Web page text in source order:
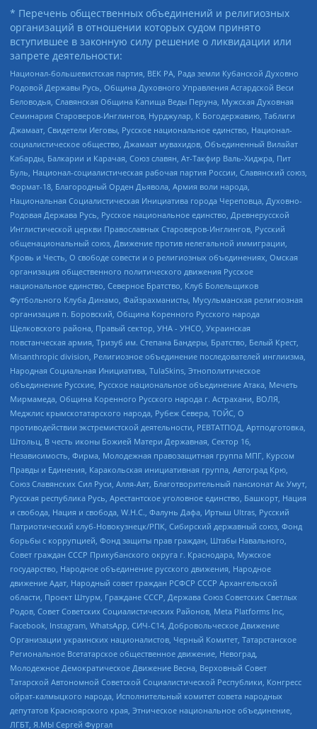
* Перечень общественных объединений и религиозных
организаций в отношении которых судом принято
вступившее в законную силу решение о ликвидации или
запрете деятельности:
Национал-большевистская партия, ВЕК РА, Рада земли Кубанской Духовно
Родовой Державы Русь, Община Духовного Управления Асгардской Веси
Беловодья, Славянская Община Капища Веды Перуна, Мужская Духовная
Семинария Староверов-Инглингов, Нурджулар, К Богодержавию, Таблиги
Джамаат, Свидетели Иеговы, Русское национальное единство, Национал-
социалистическое общество, Джамаат мувахидов, Объединенный Вилайат
Кабарды, Балкарии и Карачая, Союз славян, Ат-Такфир Валь-Хиджра, Пит
Буль, Национал-социалистическая рабочая партия России, Славянский союз,
Формат-18, Благородный Орден Дьявола, Армия воли народа,
Национальная Социалистическая Инициатива города Череповца, Духовно-
Родовая Держава Русь, Русское национальное единство, Древнерусской
Инглистической церкви Православных Староверов-Инглингов, Русский
общенациональный союз, Движение против нелегальной иммиграции,
Кровь и Честь, О свободе совести и о религиозных объединениях, Омская
организация общественного политического движения Русское
национальное единство, Северное Братство, Клуб Болельщиков
Футбольного Клуба Динамо, Файзрахманисты, Мусульманская религиозная
организация п. Боровский, Община Коренного Русского народа
Щелковского района, Правый сектор, УНА - УНСО, Украинская
повстанческая армия, Тризуб им. Степана Бандеры, Братство, Белый Крест,
Misanthropic division, Религиозное объединение последователей инглиизма,
Народная Социальная Инициатива, TulaSkins, Этнополитическое
объединение Русские, Русское национальное объединение Атака, Мечеть
Мирмамеда, Община Коренного Русского народа г. Астрахани, ВОЛЯ,
Меджлис крымскотатарского народа, Рубеж Севера, ТОЙС, О
противодействии экстремистской деятельности, РЕВТАТПОД, Артподготовка,
Штольц, В честь иконы Божией Матери Державная, Сектор 16,
Независимость, Фирма, Молодежная правозащитная группа МПГ, Курсом
Правды и Единения, Каракольская инициативная группа, Автоград Крю,
Союз Славянских Сил Руси, Алля-Аят, Благотворительный пансионат Ак Умут,
Русская республика Русь, Арестантское уголовное единство, Башкорт, Нация
и свобода, Нация и свобода, W.H.С., Фалунь Дафа, Иртыш Ultras, Русский
Патриотический клуб-Новокузнецк/РПК, Сибирский державный союз, Фонд
борьбы с коррупцией, Фонд защиты прав граждан, Штабы Навального,
Совет граждан СССР Прикубанского округа г. Краснодара, Мужское
государство, Народное объединение русского движения, Народное
движение Адат, Народный совет граждан РСФСР СССР Архангельской
области, Проект Штурм, Граждане СССР, Держава Союз Советских Светлых
Родов, Совет Советских Социалистических Районов, Meta Platforms Inc,
Facebook, Instagram, WhatsApp, СИЧ-С14, Добровольческое Движение
Организации украинских националистов, Черный Комитет, Татарстанское
Региональное Всетатарское общественное движение, Невоград,
Молодежное Демократическое Движение Весна, Верховный Совет
Татарской Автономной Советской Социалистической Республики, Конгресс
ойрат-калмыцкого народа, Исполнительный комитет совета народных
депутатов Красноярского края, Этническое национальное объединение,
ЛГБТ, Я.МЫ Сергей Фургал